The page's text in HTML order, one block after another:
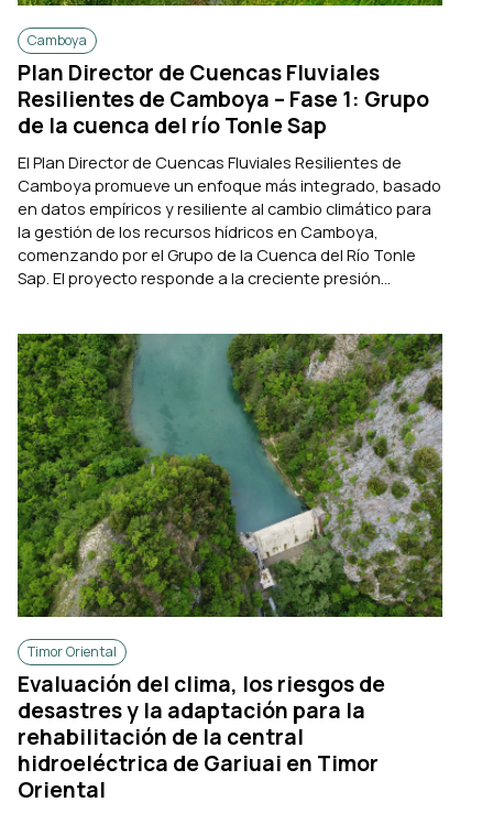
Camboya
Plan Director de Cuencas Fluviales
Resilientes de Camboya – Fase 1: Grupo
de la cuenca del río Tonle Sap
El Plan Director de Cuencas Fluviales Resilientes de
Camboya promueve un enfoque más integrado, basado
en datos empíricos y resiliente al cambio climático para
la gestión de los recursos hídricos en Camboya,
comenzando por el Grupo de la Cuenca del Río Tonle
Sap. El proyecto responde a la creciente presión...
Timor Oriental
Evaluación del clima, los riesgos de
desastres y la adaptación para la
rehabilitación de la central
hidroeléctrica de Gariuai en Timor
Oriental